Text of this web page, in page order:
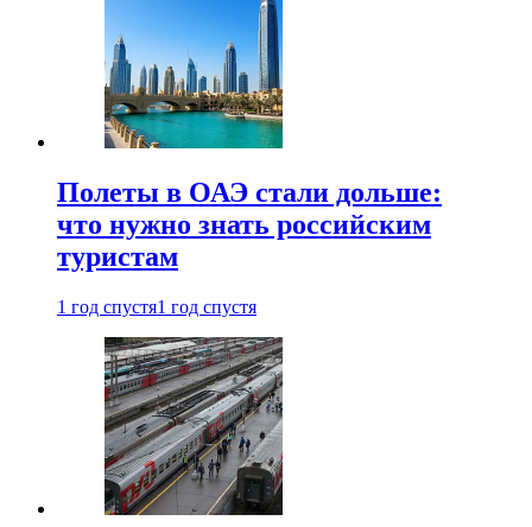
Полеты в ОАЭ стали дольше:
что нужно знать российским
туристам
1 год спустя1 год спустя